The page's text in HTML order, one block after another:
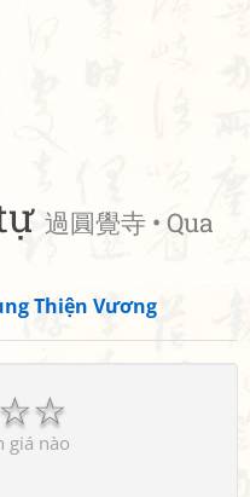
過圓覺寺 • Qua
Thiện Vương
☆
☆
giá nào